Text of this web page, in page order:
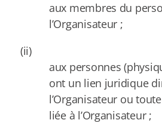
aux membres du
l’Organisateur ;
(ii)
aux personnes
ont un lien juridique
l’Organisateur ou
liée à l’Organisateur ;